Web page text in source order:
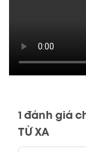
1 đánh giá
TỪ XA